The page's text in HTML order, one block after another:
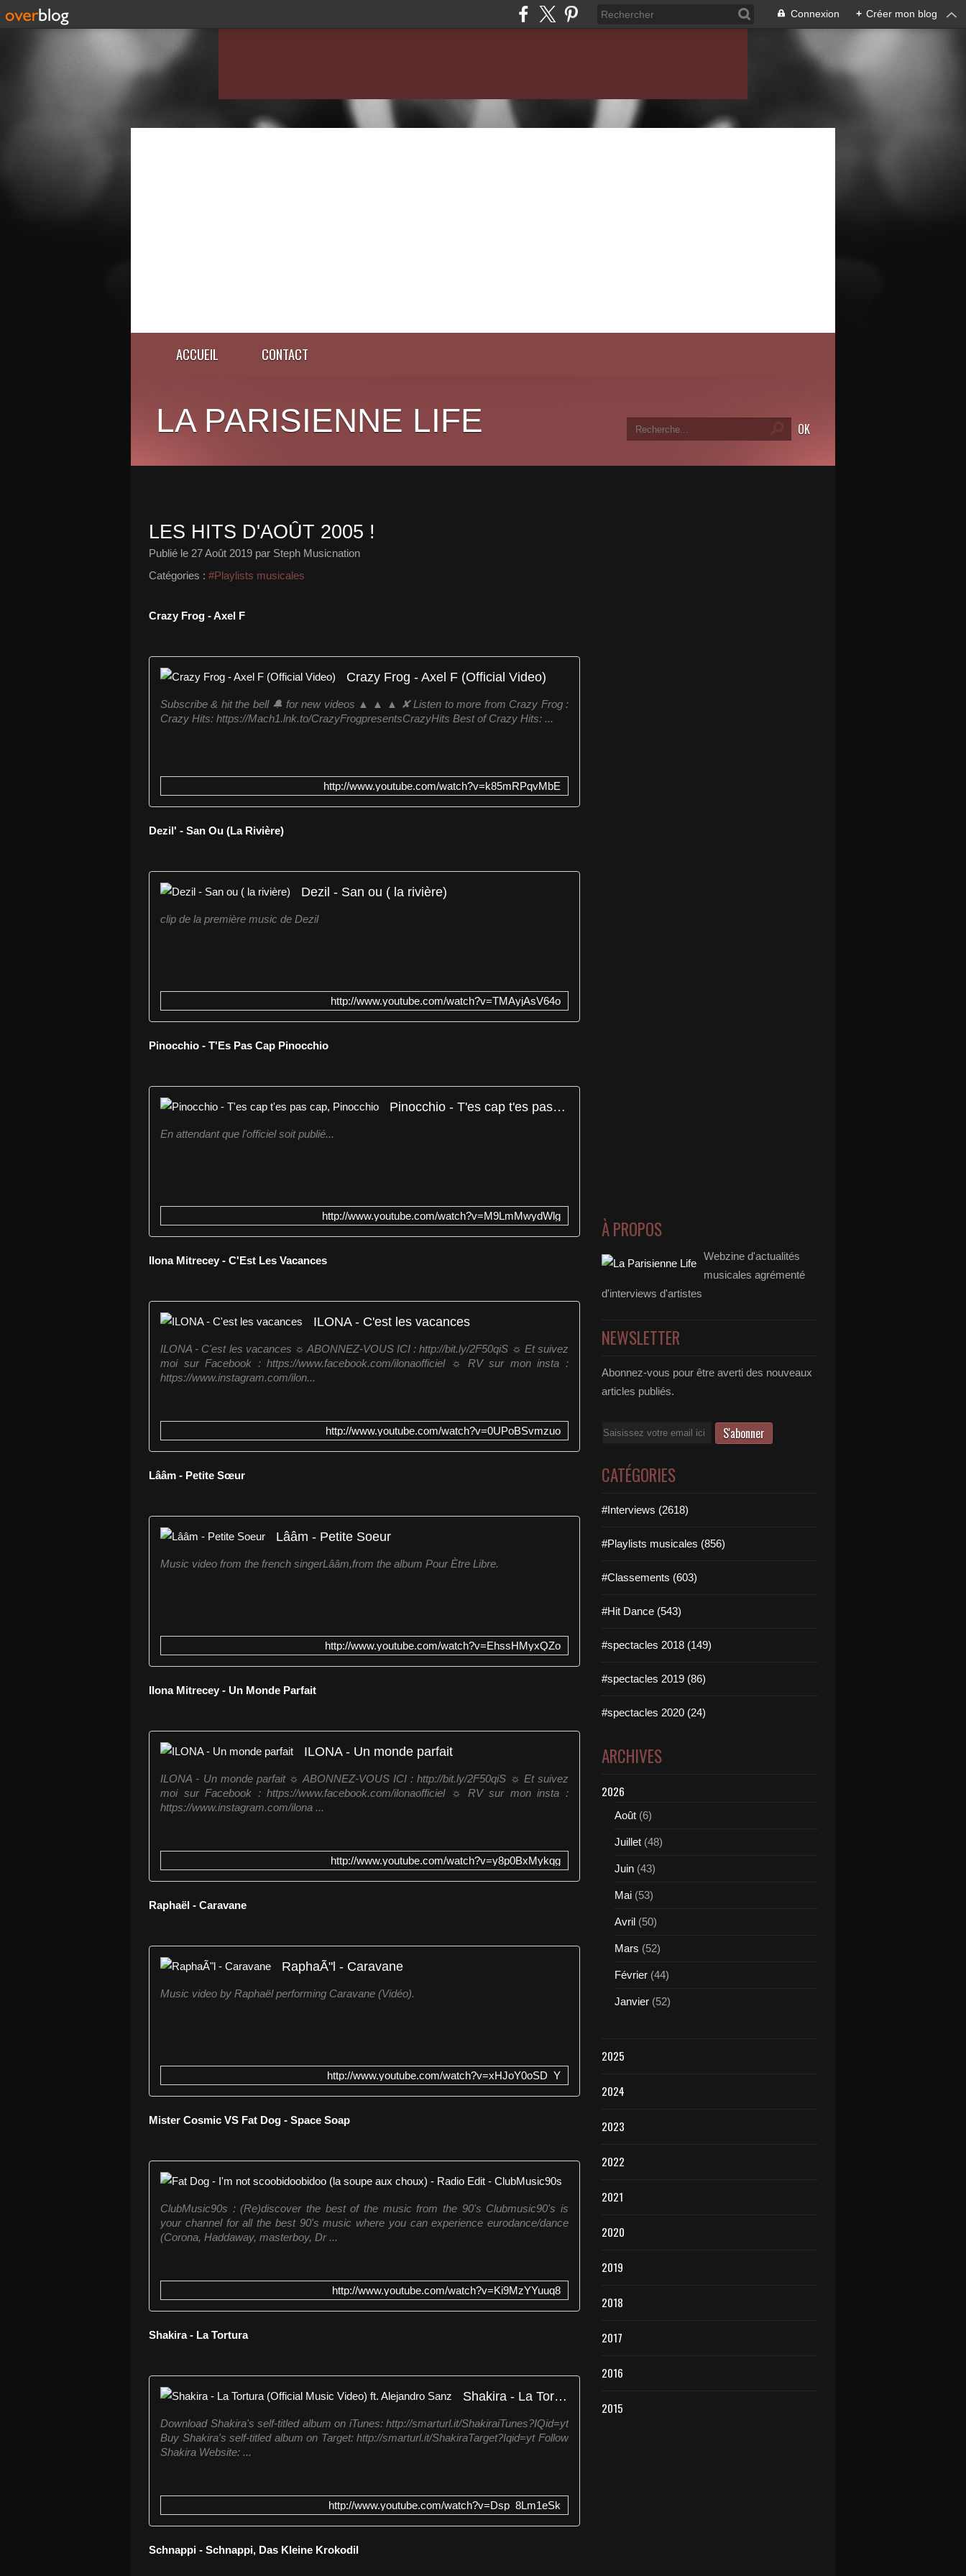
Connexion + Créer mon blog
ACCUEIL CONTACT
LA PARISIENNE LIFE
LES HITS D'AOÛT 2005 !
Publié le 27 Août 2019 par Steph Musicnation
Catégories : #Playlists musicales
Crazy Frog - Axel F
Crazy Frog - Axel F (Official Video)
Subscribe & hit the bell 🔔 for new videos ▲ ▲ ▲ ✘ Listen to more from Crazy Frog :
Crazy Hits: https://Mach1.lnk.to/CrazyFrogpresentsCrazyHits Best of Crazy Hits: ...
http://www.youtube.com/watch?v=k85mRPqvMbE
Dezil' - San Ou (La Rivière)
Dezil - San ou ( la rivière)
clip de la première music de Dezil
http://www.youtube.com/watch?v=TMAyjAsV64o
Pinocchio - T'Es Pas Cap Pinocchio
Pinocchio - T'es cap t'es pas cap, Pinocchio
En attendant que l'officiel soit publié...
http://www.youtube.com/watch?v=M9LmMwydWlg
Ilona Mitrecey - C'Est Les Vacances
ILONA - C'est les vacances
ILONA - C'est les vacances ☼ ABONNEZ-VOUS ICI : http://bit.ly/2F50qiS ☼ Et suivez
moi sur Facebook : https://www.facebook.com/ilonaofficiel ☼ RV sur mon insta :
https://www.instagram.com/ilon...
http://www.youtube.com/watch?v=0UPoBSvmzuo
Lââm - Petite Sœur
Lââm - Petite Soeur
Music video from the french singerLââm,from the album Pour Ètre Libre.
http://www.youtube.com/watch?v=EhssHMyxQZo
Ilona Mitrecey - Un Monde Parfait
ILONA - Un monde parfait
ILONA - Un monde parfait ☼ ABONNEZ-VOUS ICI : http://bit.ly/2F50qiS ☼ Et suivez
moi sur Facebook : https://www.facebook.com/ilonaofficiel ☼ RV sur mon insta :
https://www.instagram.com/ilona ...
http://www.youtube.com/watch?v=y8p0BxMykqg
Raphaël - Caravane
RaphaÃ"l - Caravane
Music video by Raphaël performing Caravane (Vidéo).
http://www.youtube.com/watch?v=xHJoY0oSD_Y
Mister Cosmic VS Fat Dog - Space Soap
Fat Dog - I'm not scoobidoobidoo (la soupe aux choux) - Radio Edit
ClubMusic90s : (Re)discover the best of the music from the 90's Clubmusic90's is
your channel for all the best 90's music where you can experience eurodance/dance
(Corona, Haddaway, masterboy, Dr ...
http://www.youtube.com/watch?v=Ki9MzYYuuq8
Shakira - La Tortura
Shakira - La Tortura (Official Music Video) ft. Alejandro Sanz
Download Shakira's self-titled album on iTunes: http://smarturl.it/ShakiraiTunes?IQid=yt
Buy Shakira's self-titled album on Target: http://smarturl.it/ShakiraTarget?Iqid=yt Follow
Shakira Website: ...
http://www.youtube.com/watch?v=Dsp_8Lm1eSk
Schnappi - Schnappi, Das Kleine Krokodil
À PROPOS
Webzine d'actualités
musicales agrémenté
d'interviews d'artistes
NEWSLETTER
Abonnez-vous pour être averti des nouveaux
articles publiés.
Email
CATÉGORIES
#Interviews (2618)
#Playlists musicales (856)
#Classements (603)
#Hit Dance (543)
#spectacles 2018 (149)
#spectacles 2019 (86)
#spectacles 2020 (24)
ARCHIVES
2026
Août (6)
Juillet (48)
Juin (43)
Mai (53)
Avril (50)
Mars (52)
Février (44)
Janvier (52)
2025
2024
2023
2022
2021
2020
2019
2018
2017
2016
2015